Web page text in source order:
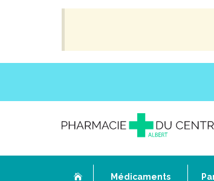
Médicaments